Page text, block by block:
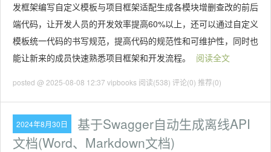
发框架编写自定义模板与项目框架适配生成各模块增删查改的前后
端代码，让开发人员的开发效率提高60%以上，还可以通过自定义
模板统一代码的书写规范，提高代码的规范性和可维护性，同时也
能让新来的成员快速熟悉项目框架和开发流程。
阅读全文
posted @ 2025-08-08 12:37 vipbooks 阅读(538) 评论(0) 推荐(0)
2024年8月30日
基于Swagger自动生成离线API
文档(Word、Markdown文档)